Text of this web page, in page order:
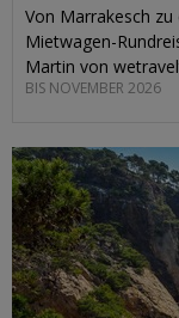
Von Marrakesch
Mietwagen-
Martin von
BIS NOVEMBER 2026